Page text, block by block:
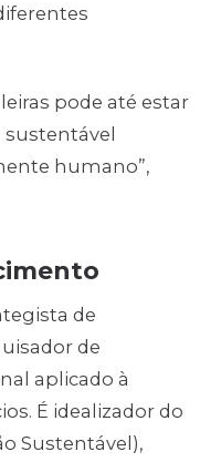
pode até estar
humano”,
de
de
aplicado à
É idealizador do
Sustentável),